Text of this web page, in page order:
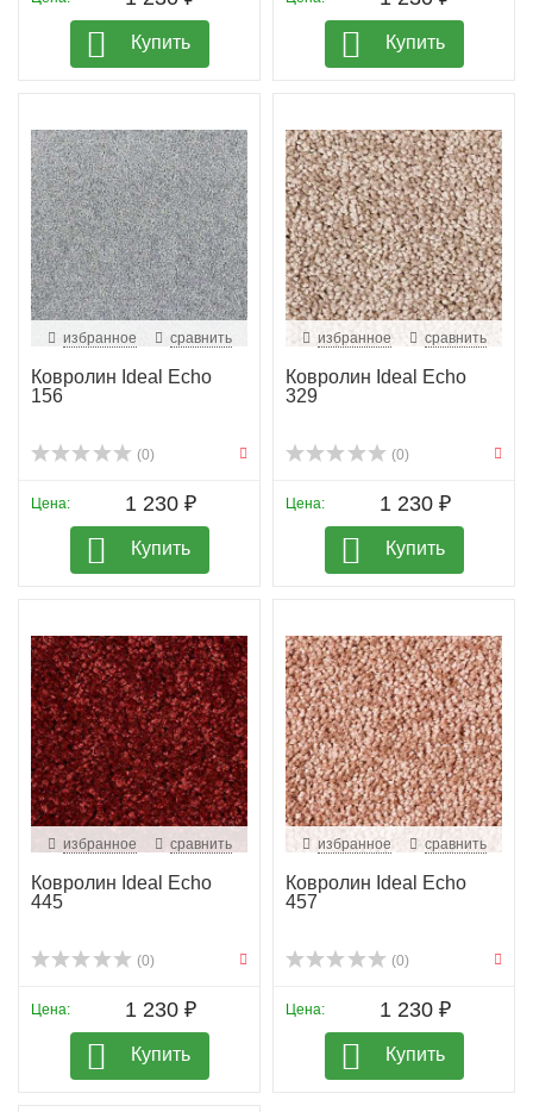
Купить Купить
избранное сравнить
Ковролин Ideal Echo
156
(0)
Цена: 1 230 ₽
Купить
избранное сравнить
Ковролин Ideal Echo
329
(0)
Цена: 1 230 ₽
Купить
избранное сравнить
Ковролин Ideal Echo
445
(0)
Цена: 1 230 ₽
Купить
избранное сравнить
Ковролин Ideal Echo
457
(0)
Цена: 1 230 ₽
Купить